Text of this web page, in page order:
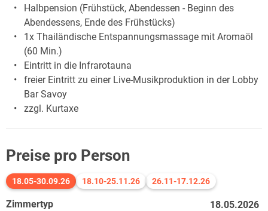
Halbpension (Frühstück, Abendessen - Beginn des
Abendessens, Ende des Frühstücks)
1x Thailändische Entspannungsmassage mit Aromaöl
(60 Min.)
Eintritt in die Infrarotauna
freier Eintritt zu einer Live-Musikproduktion in der Lobby
Bar Savoy
zzgl. Kurtaxe
Preise pro Person
18.05-30.09.26 18.10-25.11.26 26.11-17.12.26
Zimmertyp
18.05.2026